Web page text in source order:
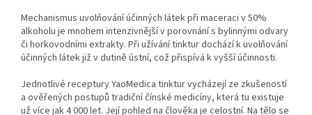
Mechanismus uvolňování účinných látek při maceraci v 50%
alkoholu je mnohem intenzivnější v porovnání s bylinnými odvary
či horkovodními extrakty. Při užívání tinktur dochází k uvolňování
účinných látek již v dutině ústní, což přispívá k vyšší účinnosti.
Jednotlivé receptury YaoMedica tinktur vycházejí ze zkušeností
a ověřených postupů tradiční čínské medicíny, která tu existuje
už více jak 4 000 let. Její pohled na člověka je celostní. Na tělo se